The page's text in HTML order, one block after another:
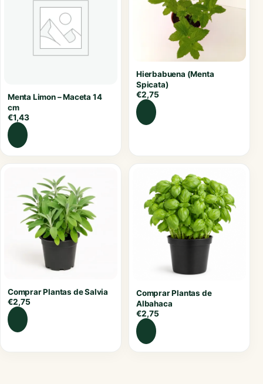
Menta Limon – Maceta 14
cm
€1,43
Hierbabuena (Menta
Spicata)
€2,75
Comprar Plantas de Salvia
€2,75
Comprar Plantas de
Albahaca
€2,75